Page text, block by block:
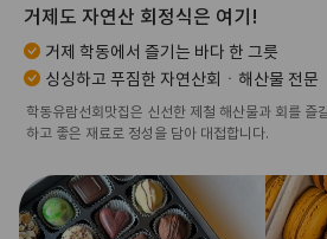
거제도 자연산 회정식은 여기!
거제 학동에서 즐기는 바다 한 그릇
싱싱하고 푸짐한 자연산회ㆍ해산물 전문
학동유람선회맛집은 신선한 제철 해산물과 회를 즐
하고 좋은 재료로 정성을 담아 대접합니다.